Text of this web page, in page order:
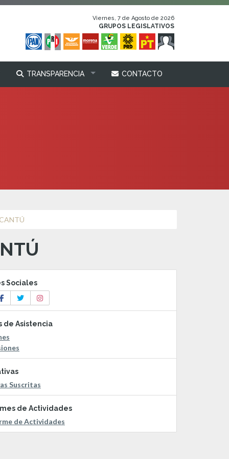
Viernes, 7 de Agosto de 2026
GRUPOS LEGISLATIVOS
TRANSPARENCIA CONTACTO
Sociales
de Asistencia
Suscritas
de Actividades
de Actividades